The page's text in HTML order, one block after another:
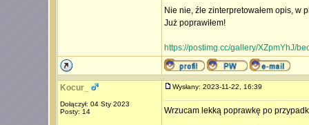
Nie nie, źle zinterpretowałem opis, w
Już poprawiłem!
https://postimg.cc/gallery/XZpmYhJ/
Kocur_
Dołączył: 04 Sty 2023
Posty: 14
Wysłany: 2023-11-22, 16:39
Wrzucam lekką poprawkę po